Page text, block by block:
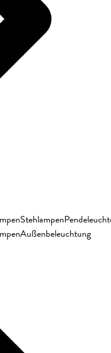
Stehlampen
Außenbeleuchtung